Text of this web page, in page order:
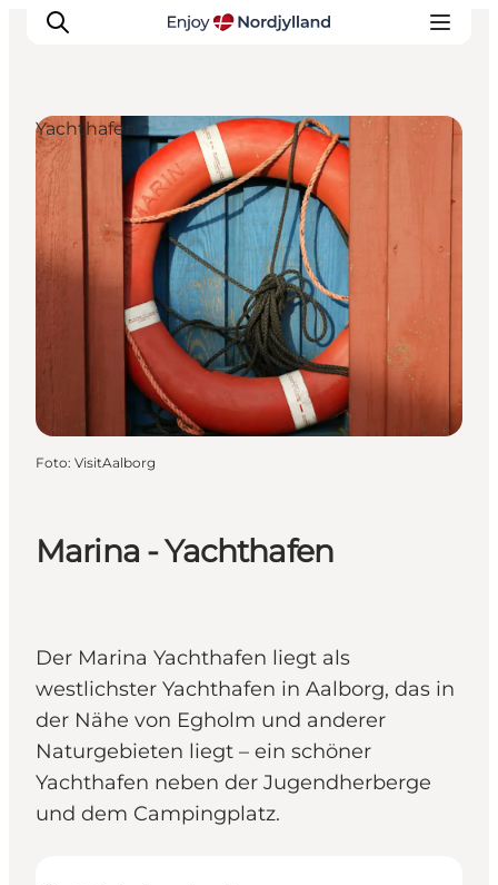
Erlebnisse
Reiseplanung
Destinationen
Guides
Veranstaltungen
Für Kinder
Marina - Yachthafen
Der Marina Yachthafen liegt als
westlichster Yachthafen in Aalborg, das in
der Nähe von Egholm und anderer
Naturgebieten liegt – ein schöner
Yachthafen neben der Jugendherberge
und dem Campingplatz.
Yachthafen
Foto: VisitAalborg